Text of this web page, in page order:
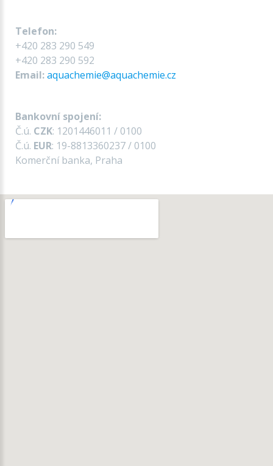
Telefon:
+420 283 290 549
+420 283 290 592
Email:aquachemie@aquachemie.cz
Bankovní spojení:
Č.ú. CZK: 1201446011 / 0100
Č.ú. EUR: 19-8813360237 / 0100
Komerční banka, Praha